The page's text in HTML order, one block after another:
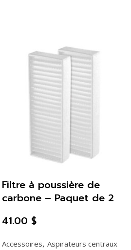
Retraflex
quantity
Accessoires, Aspirateurs centraux
Filtre à poussière de
carbone – Paquet de 2
41.00 $